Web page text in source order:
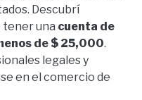
Descubrí
tener una cuenta de
de $ 25,000.
legales y
en el comercio de